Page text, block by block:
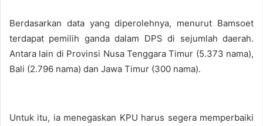
Berdasarkan data yang diperolehnya, menurut Bamsoet
terdapat pemilih ganda dalam DPS di sejumlah daerah.
Antara lain di Provinsi Nusa Tenggara Timur (5.373 nama),
Bali (2.796 nama) dan Jawa Timur (300 nama).
Untuk itu, ia menegaskan KPU harus segera memperbaiki